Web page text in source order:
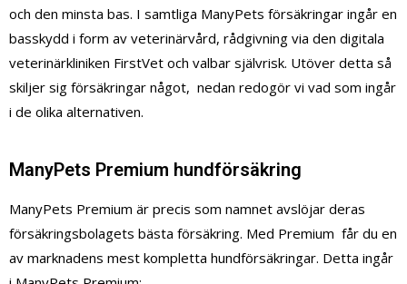
och den minsta bas. I samtliga ManyPets försäkringar ingår en
basskydd i form av veterinärvård, rådgivning via den digitala
veterinärkliniken FirstVet och valbar självrisk. Utöver detta så
skiljer sig försäkringar något, nedan redogör vi vad som ingår
i de olika alternativen.
ManyPets Premium hundförsäkring
ManyPets Premium är precis som namnet avslöjar deras
försäkringsbolagets bästa försäkring. Med Premium får du en
av marknadens mest kompletta hundförsäkringar. Detta ingår